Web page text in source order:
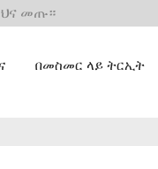
መጡ።
በመስመር ላይ ትርኢት